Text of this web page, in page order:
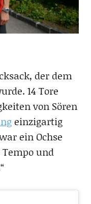
der dem
14 Tore
von Sören
einzigartig
ein Ochse
und